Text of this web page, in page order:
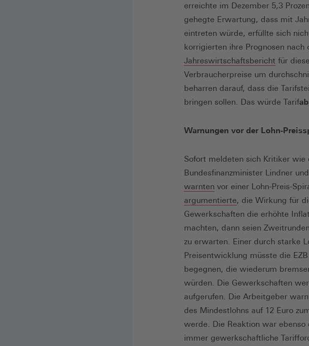
erreichte im Dezember 5,3
gehegte Erwartung, dass mit
eintreten würde, erfüllte sich
korrigierten ihre Prognosen
Jahreswirtschaftsbericht (Öffnet
in
einem
neuen
für
Verbraucherpreise um
beharren darauf, dass die
bringen sollen. Das würde Tarif
Warnungen vor der Lohn-
Sofort meldeten sich Kritiker wie
Bundesfinanzminister Lindner
warnten (Öffnet
in
einem
neuen
Fenster)
vor einer Lohn-Preis-
argumentierte (Öffnet
in
einem
neuen
Fenster)
, die Wirkung für
Gewerkschaften die erhöhte
machten, dann seien
zu erwarten. Einer durch starke
Preisentwicklung müsste die
begegnen, die wiederum
würden. Die Gewerkschaften
aufgerufen. Die Arbeitgeber
des Mindestlohns auf 12 Euro
werde. Die Reaktion war
immer gewerkschaftliche